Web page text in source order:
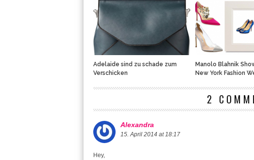
Adelaide sind zu schade zum
Verschicken
Manolo Blahnik
New York Fashion
2
Alexandra
15. April 2014 at 18:17
Hey,